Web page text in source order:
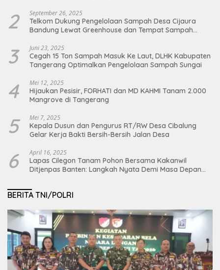
2 September 26, 2025
Telkom Dukung Pengelolaan Sampah Desa Cijaura
Bandung Lewat Greenhouse dan Tempat Sampah
3 Juni 23, 2025
Cegah 15 Ton Sampah Masuk Ke Laut, DLHK Kabupaten
Tangerang Optimalkan Pengelolaan Sampah Sungai
4 Mei 12, 2025
Hijaukan Pesisir, FORHATI dan MD KAHMI Tanam 2.000
Mangrove di Tangerang
5 Mei 7, 2025
Kepala Dusun dan Pengurus RT/RW Desa Cibalung
Gelar Kerja Bakti Bersih-Bersih Jalan Desa
6 April 16, 2025
Lapas Cilegon Tanam Pohon Bersama Kakanwil
Ditjenpas Banten: Langkah Nyata Demi Masa Depan
BERITA TNI/POLRI